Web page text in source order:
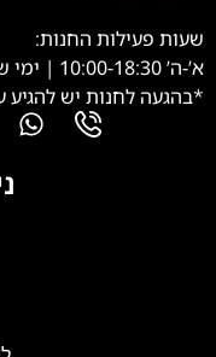
שעות פעילות החנות:
א’-ה’ 10:00-18:30 | ימי שישי: 10:00-14:00
*בהגעה לחנות יש להגיע